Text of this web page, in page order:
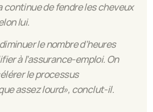
continue de fendre les cheveux
lui.
le nombre d’heures
à l’assurance-emploi. On
le processus
assez lourd», conclut-il.